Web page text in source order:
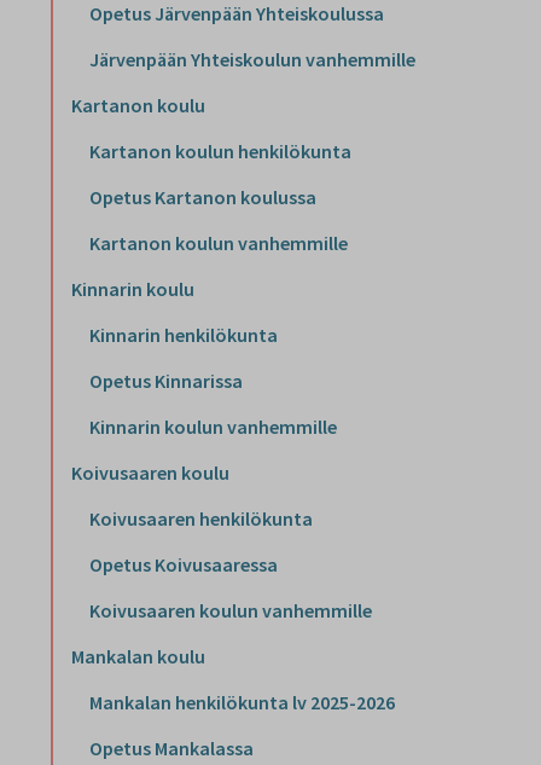
Opetus Järvenpään Yhteiskoulussa
Järvenpään Yhteiskoulun vanhemmille
Kartanon koulu
Kartanon koulun henkilökunta
Opetus Kartanon koulussa
Kartanon koulun vanhemmille
Kinnarin koulu
Kinnarin henkilökunta
Opetus Kinnarissa
Kinnarin koulun vanhemmille
Koivusaaren koulu
Koivusaaren henkilökunta
Opetus Koivusaaressa
Koivusaaren koulun vanhemmille
Mankalan koulu
Mankalan henkilökunta lv 2025-2026
Opetus Mankalassa